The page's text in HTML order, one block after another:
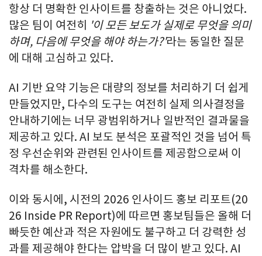
항상 더 명확한 인사이트를 창출하는 것은 아니었다.
많은 팀이 여전히 '이 모든 보도가 실제로 무엇을 의미
하며, 다음에 무엇을 해야 하는가?'라는 동일한 질문
에 대해 고심하고 있다.
AI 기반 요약 기능은 대량의 정보를 처리하기 더 쉽게
만들었지만, 다수의 도구는 여전히 실제 의사결정을
안내하기에는 너무 광범위하거나 일반적인 결과물을
제공하고 있다. AI 보도 분석은 포괄적인 것을 넘어 특
정 우선순위와 관련된 인사이트를 제공함으로써 이
격차를 해소한다.
이와 동시에, 시전의 2026 인사이드 홍보 리포트(20
26 Inside PR Report)에 따르면 홍보팀들은 올해 더
빠듯한 예산과 적은 자원에도 불구하고 더 강력한 성
과를 제공해야 한다는 압박을 더 많이 받고 있다. AI